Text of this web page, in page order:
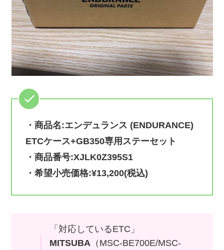
・商品名:エンデュランス (ENDURANCE)
ETCケース+GB350専用ステーセット
・商品番号:XJLK0Z395S1
・希望小売価格:¥13,200(税込)
「対応しているETC」
MITSUBA（MSC-BE700E/MSC-